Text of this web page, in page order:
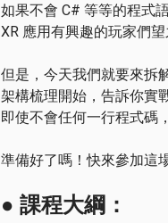
如果不會 C# 等等的程式
XR 應用有興趣的玩家們望
但是，今天我們就要來拆
架構梳理開始，告訴你實
即使不會任何一行程式碼
準備好了嗎！快來參加這
● 課程大綱：